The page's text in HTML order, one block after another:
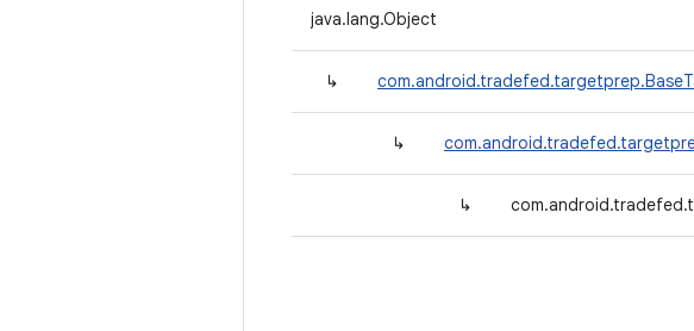
java.lang.Object
↳
↳
↳